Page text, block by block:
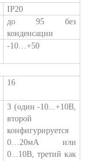
IP20
до 95 без
конденсации
-10…+50
16
3 (один -10...+10В,
второй
конфигурируется
0…20мА или
0...10В, третий как